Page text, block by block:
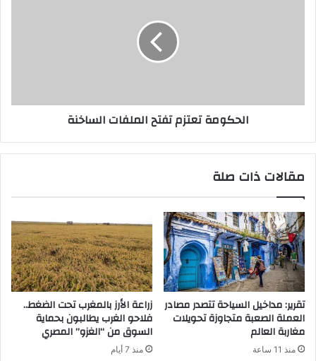
الحكومة تعتزم تفتح الملفات الساخنة
مقالات ذات صلة
تقرير: مداخيل السياحة تتصدر مصادر
العملة الصعبة متجاوزة تحويلات
مغاربة العالم
منذ 11 ساعة
زراعة الأرز بالمغرب تحت الضغط..
فلاحو الغرب يطالبون بحماية
السوق من “الغزو” المصري
منذ 7 أيام